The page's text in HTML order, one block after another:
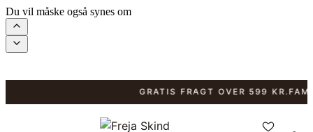
Du vil måske også synes om
GRATIS FRAGT OVER 599 KR.